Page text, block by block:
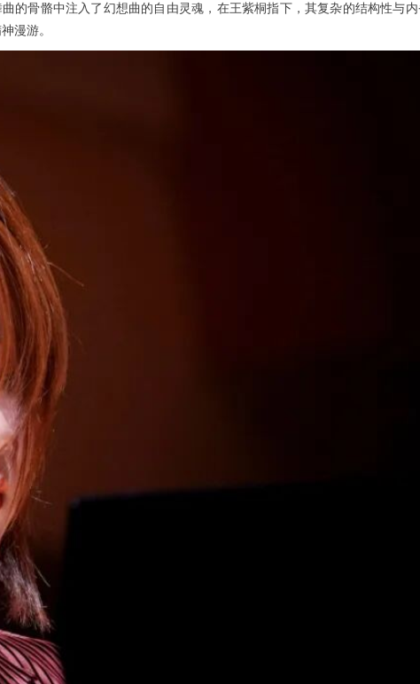
的骨骼中注入了幻想曲的自由灵魂，在王紫桐指下，其复杂的结构性与
漫游。